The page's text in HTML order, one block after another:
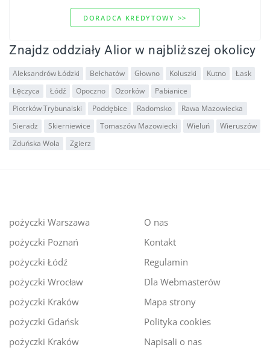
DORADCA KREDYTOWY >>
Znajdz oddziały Alior w najbliższej okolicy
Aleksandrów Łódzki Bełchatów Głowno Koluszki Kutno
Łask
Łęczyca
Łódź Opoczno Ozorków
Pabianice
Piotrków Trybunalski
Poddębice Radomsko
Rawa Mazowiecka
Sieradz
Skierniewice Tomaszów Mazowiecki Wieluń
Wieruszów
Zduńska Wola
Zgierz
pożyczki Warszawa
pożyczki Poznań
pożyczki Łódź
pożyczki Wrocław
pożyczki Kraków
pożyczki Gdańsk
pożyczki Kraków
O nas
Kontakt
Regulamin
Dla Webmasterów
Mapa strony
Polityka cookies
Napisali o nas